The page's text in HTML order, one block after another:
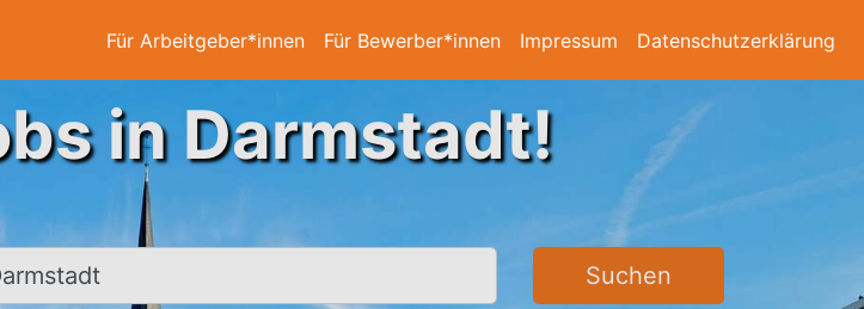
Für Arbeitgeber*innen Für Bewerber*innen Impressum Datenschutzerklärung
in Darmstadt!
Stadt Suchen